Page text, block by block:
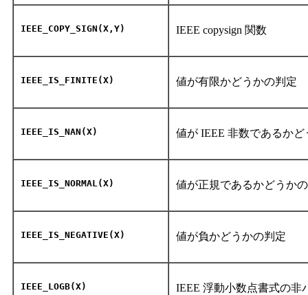
IEEE_COPY_SIGN(X,Y) IEEE copysign 関数
IEEE_IS_FINITE(X) 値が有限かどうかの判定
IEEE_IS_NAN(X) 値が IEEE 非数であるか
IEEE_IS_NORMAL(X) 値が正規であるかどうか
IEEE_IS_NEGATIVE(X) 値が負かどうかの判定
IEEE_LOGB(X) IEEE 浮動小数点書式の非